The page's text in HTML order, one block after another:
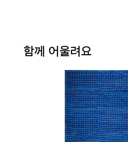
함께 어울려요